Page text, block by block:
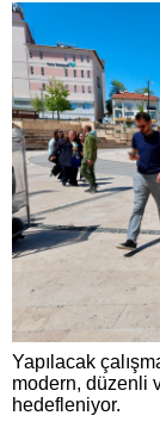
Yapılacak
modern, düzenli
hedefleniyor.